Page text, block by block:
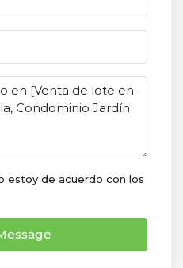
estoy de acuerdo con los